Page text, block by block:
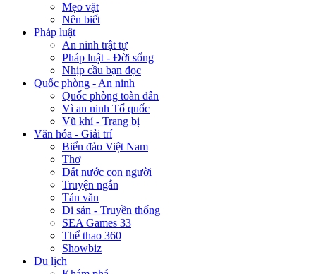
Mẹo vặt
Nên biết
Pháp luật
An ninh trật tự
Pháp luật - Đời sống
Nhịp cầu bạn đọc
Quốc phòng - An ninh
Quốc phòng toàn dân
Vì an ninh Tổ quốc
Vũ khí - Trang bị
Văn hóa - Giải trí
Biển đảo Việt Nam
Thơ
Đất nước con người
Truyện ngắn
Tản văn
Di sản - Truyền thống
SEA Games 33
Thể thao 360
Showbiz
Du lịch